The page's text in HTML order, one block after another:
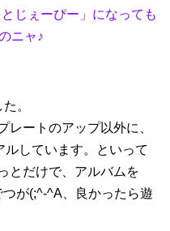
じぇーぴー」になっても
ニャ♪
。
レートのアップ以外に、
ルしています。といって
とだけで、アルバムを
が(;^-^A、良かったら遊